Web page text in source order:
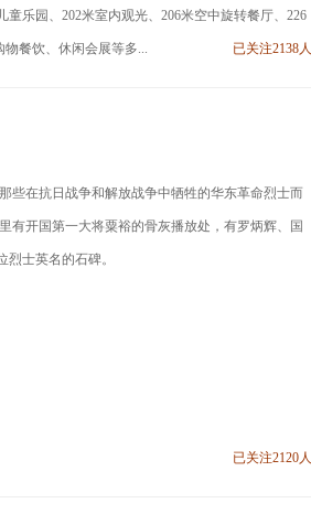
乐园、202米室内观光、206米空中旋转餐厅、226
餐饮、休闲会展等多... 已关注2138人
些在抗日战争和解放战争中牺牲的华东革命烈士而
有开国第一大将粟裕的骨灰播放处，有罗炳辉、国
士英名的石碑。
已关注2120人